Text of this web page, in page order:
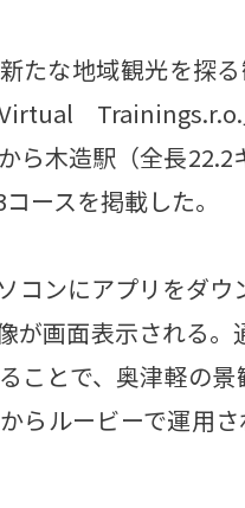
たな地域観光を探
Trainings.r.o.
ら木造駅（全長
ースを掲載した。
コンにアプリをダウ
が画面表示される
ことで、奥津軽の
らルービーで運用